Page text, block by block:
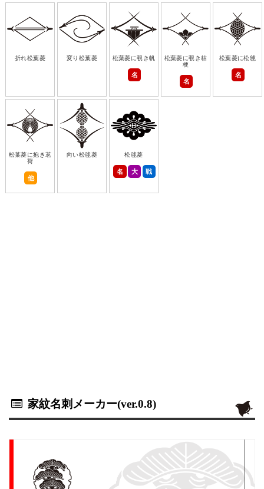
折れ松葉菱 変り松葉菱 松葉菱に覗き帆
名
松葉菱に覗き桔
梗
名
松葉菱に松毬
名
松葉菱に抱き茗
荷
他
向い松毬菱 松毬菱
名 大 戦
家紋名刺メーカー(ver.0.8)